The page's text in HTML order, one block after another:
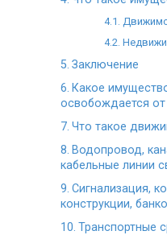
Заключение
Какое
освобождается
Что такое
Водопровод,
кабельные линии
Сигнализация,
конструкции,
Транспортные